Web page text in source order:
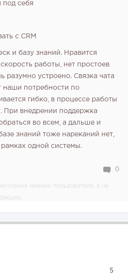
под себя
с CRM
и базу знаний. Нравится
работы, нет простоев
разумно устроено. Связка чата
наши потребности по
гибко, в процессе работы
При внедрении поддержка
во всем, а дальше и
знаний тоже нареканий нет,
рамках одной системы.
0
мнение пользователя, а не
5